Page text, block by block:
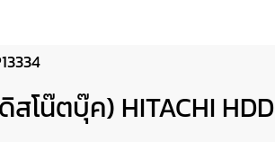
สโน๊ตบุ๊ค) HITACHI HDD